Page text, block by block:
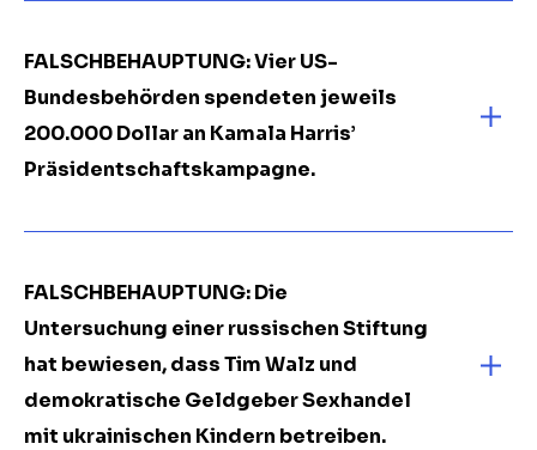
FALSCHBEHAUPTUNG: Vier US-
Bundesbehörden spendeten jeweils
200.000 Dollar an Kamala Harris’
Präsidentschaftskampagne.
FALSCHBEHAUPTUNG: Die
Untersuchung einer russischen Stiftung
hat bewiesen, dass Tim Walz und
demokratische Geldgeber Sexhandel
mit ukrainischen Kindern betreiben.